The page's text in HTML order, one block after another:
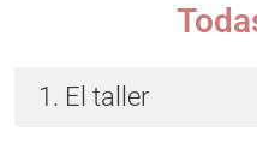
1. El taller